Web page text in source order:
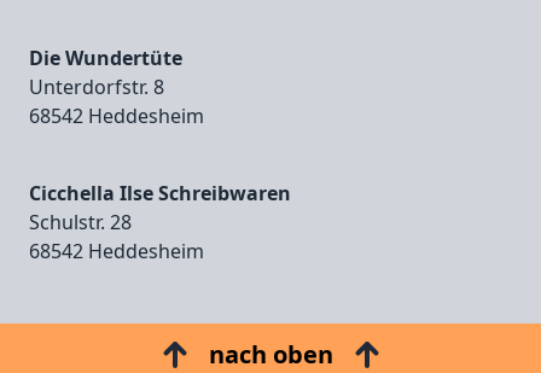
Die Wundertüte
Unterdorfstr. 8
68542 Heddesheim
Cicchella Ilse Schreibwaren
Schulstr. 28
68542 Heddesheim
nach oben